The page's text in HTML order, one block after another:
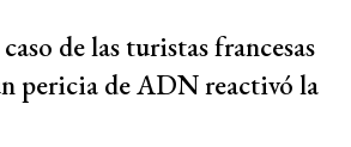
de las turistas francesas
pericia de ADN reactivó la